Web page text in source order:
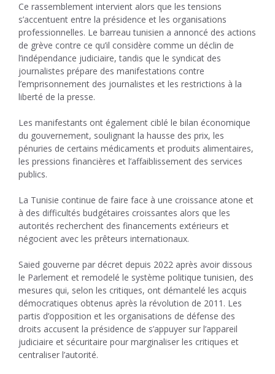
Ce rassemblement intervient alors que les tensions
s’accentuent entre la présidence et les organisations
professionnelles. Le barreau tunisien a annoncé des actions
de grève contre ce qu’il considère comme un déclin de
l’indépendance judiciaire, tandis que le syndicat des
journalistes prépare des manifestations contre
l’emprisonnement des journalistes et les restrictions à la
liberté de la presse.
Les manifestants ont également ciblé le bilan économique
du gouvernement, soulignant la hausse des prix, les
pénuries de certains médicaments et produits alimentaires,
les pressions financières et l’affaiblissement des services
publics.
La Tunisie continue de faire face à une croissance atone et
à des difficultés budgétaires croissantes alors que les
autorités recherchent des financements extérieurs et
négocient avec les prêteurs internationaux.
Saied gouverne par décret depuis 2022 après avoir dissous
le Parlement et remodelé le système politique tunisien, des
mesures qui, selon les critiques, ont démantelé les acquis
démocratiques obtenus après la révolution de 2011. Les
partis d’opposition et les organisations de défense des
droits accusent la présidence de s’appuyer sur l’appareil
judiciaire et sécuritaire pour marginaliser les critiques et
centraliser l’autorité.